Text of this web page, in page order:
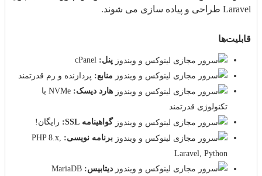
Laravel طراحی و پیاده سازی می شوند.
قابلیت‌ها
پنل:
منابع: پردازنده و رم قدرتمند
هارد دیسک:
NVMe با
تکنولوژی قدرتمند
گواهینامه SSL:
رایگان!
برنامه نویسی: PHP 8.x,
Laravel, Python
دیتابیس: MariaDB